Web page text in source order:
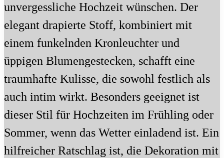
unvergessliche Hochzeit wünschen. Der
elegant drapierte Stoff, kombiniert mit
einem funkelnden Kronleuchter und
üppigen Blumengestecken, schafft eine
traumhafte Kulisse, die sowohl festlich als
auch intim wirkt. Besonders geeignet ist
dieser Stil für Hochzeiten im Frühling oder
Sommer, wenn das Wetter einladend ist. Ein
hilfreicher Ratschlag ist, die Dekoration mit